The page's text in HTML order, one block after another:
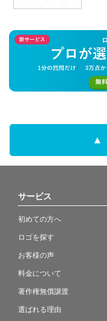
サービス
初めての方へ
ロゴを探す
お客様の声
料金について
著作権無償譲渡
選ばれる理由